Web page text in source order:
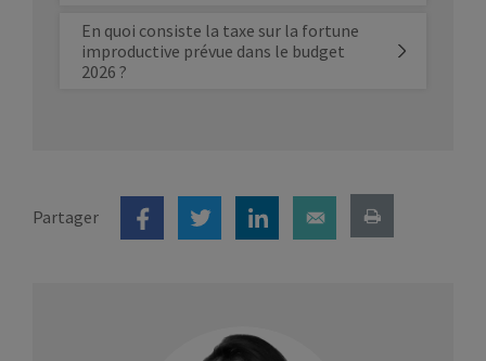
En quoi consiste la taxe sur la fortune
improductive prévue dans le budget
2026 ?
Partager